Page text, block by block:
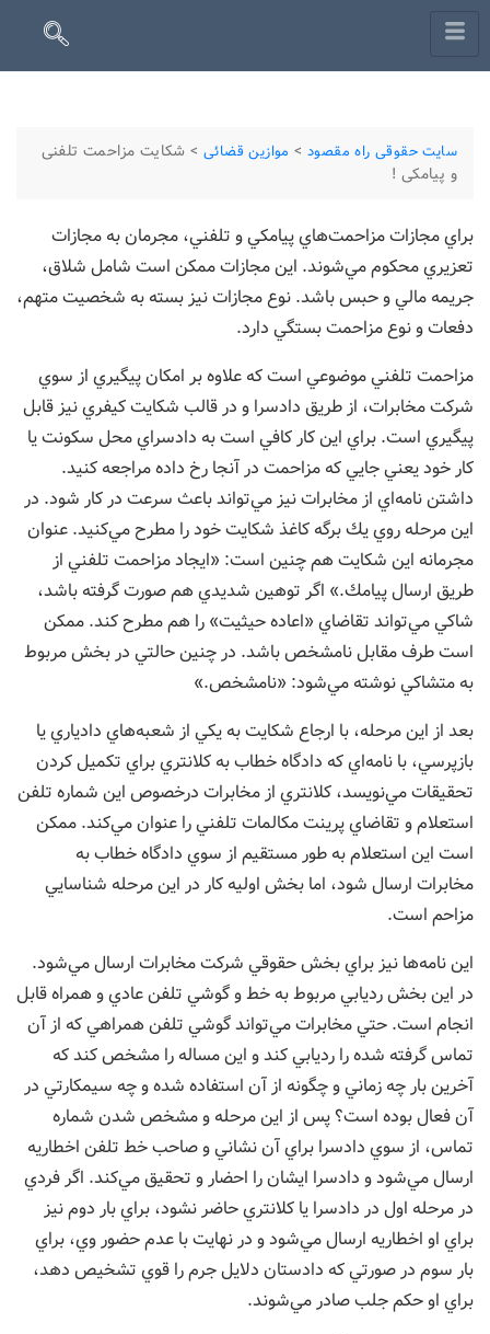
سایت حقوقی راه مقصود > موازین قضائی > شكايت مزاحمت تلفنی
و پيامكی !
براي مجازات مزاحمت‌هاي پيامكي و تلفني، مجرمان به مجازات
تعزيري محكوم مي‌شوند. اين مجازات ممكن است شامل شلاق،
جريمه مالي و حبس باشد. نوع مجازات نيز بسته به شخصيت متهم،
دفعات و نوع مزاحمت بستگي دارد.
مزاحمت تلفني موضوعي است كه علاوه بر امكان پيگيري از سوي
شركت مخابرات، از طريق دادسرا و در قالب شكايت كيفري نيز قابل
پيگيري است. براي اين كار كافي است به دادسراي محل سكونت يا
كار خود يعني جايي كه مزاحمت در آنجا رخ داده مراجعه كنيد.
داشتن نامه‌اي از مخابرات نيز مي‌تواند باعث سرعت در كار شود. در
اين مرحله روي يك برگه كاغذ شكايت خود را مطرح مي‌كنيد. عنوان
مجرمانه اين شكايت هم چنين است: «ايجاد مزاحمت تلفني از
طريق ارسال پيامك.» اگر توهين شديدي هم صورت گرفته باشد،
شاكي مي‌تواند تقاضاي «اعاده حيثيت» را هم مطرح كند. ممكن
است طرف مقابل نامشخص باشد. در چنين حالتي در بخش مربوط
به متشاكي نوشته مي‌شود: «نامشخص.»
بعد از اين مرحله، با ارجاع شكايت به يكي از شعبه‌هاي دادياري يا
بازپرسي، با نامه‌اي كه دادگاه خطاب به كلانتري براي تكميل كردن
تحقيقات مي‌نويسد، كلانتري از مخابرات درخصوص اين شماره تلفن
استعلام و تقاضاي پرينت مكالمات تلفني را عنوان مي‌كند. ممكن
است اين استعلام به طور مستقيم از سوي دادگاه خطاب به
مخابرات ارسال شود، اما بخش اوليه كار در اين مرحله شناسايي
مزاحم است.
اين نامه‌ها نيز براي بخش حقوقي شركت مخابرات ارسال مي‌شود.
در اين بخش رديابي مربوط به خط و گوشي تلفن عادي و همراه قابل
انجام است. حتي مخابرات مي‌تواند گوشي تلفن همراهي كه از آن
تماس گرفته شده را رديابي كند و اين مساله را مشخص كند كه
آخرين بار چه زماني و چگونه از آن استفاده شده و چه سيمكارتي در
آن فعال بوده است؟ پس از اين مرحله و مشخص شدن شماره
تماس، از سوي دادسرا براي آن نشاني و صاحب خط تلفن اخطاريه
ارسال مي‌شود و دادسرا ايشان را احضار و تحقيق مي‌كند. اگر فردي
در مرحله اول در دادسرا يا كلانتري حاضر نشود، براي بار دوم نيز
براي او اخطاريه ارسال مي‌شود و در نهايت با عدم حضور وي، براي
بار سوم در صورتي كه دادستان دلايل جرم را قوي تشخيص دهد،
براي او حكم جلب صادر مي‌شوند.